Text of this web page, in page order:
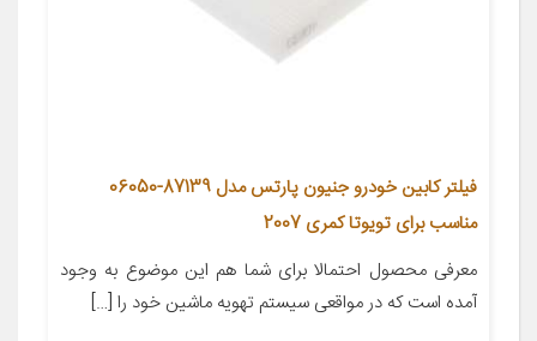
فیلتر کابین خودرو جنیون پارتس مدل 87139-06050
مناسب برای تویوتا کمری 2007
معرفی محصول احتمالا برای شما هم این موضوع به وجود
آمده است که در مواقعی سیستم تهویه ماشین خود را […]